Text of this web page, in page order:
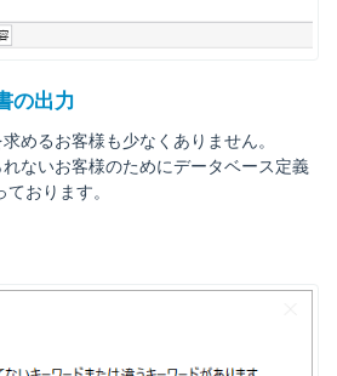
の出力
めるお客様も少なくありません。
ないお客様のためにデータベース定義
おります。